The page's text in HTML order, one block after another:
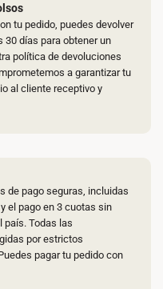
tu pedido, puedes devolver
30 días para obtener un
política de devoluciones
a garantizar tu
al cliente receptivo y
de pago seguras, incluidas
el pago en 3 cuotas sin
país. Todas las
por estrictos
pagar tu pedido con